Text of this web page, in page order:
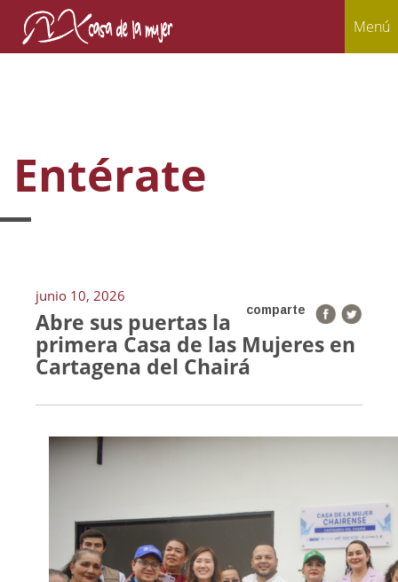
Menú
Entérate
junio 10, 2026
comparte
Abre sus puertas la
primera Casa de las Mujeres en
Cartagena del Chairá